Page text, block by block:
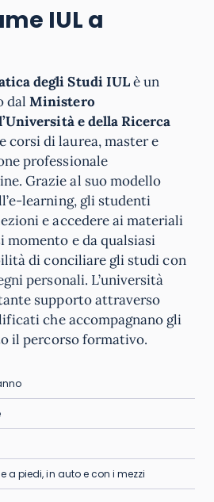
IUL a
degli Studi IULè un
dalMinistero
e della Ricerca
corsi di laurea, master e
professionale
Grazie al suo modello
learning, gli studenti
e accedere ai materiali
e da qualsiasi
di conciliare gli studi con
personali. L’università
supporto attraverso
che accompagnano gli
il percorso formativo.
a piedi, in auto e con i mezzi